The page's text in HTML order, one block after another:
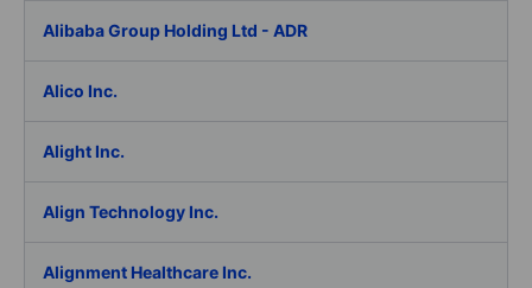
Alibaba Group Holding Ltd - ADR
Alico Inc.
Alight Inc.
Align Technology Inc.
Alignment Healthcare Inc.